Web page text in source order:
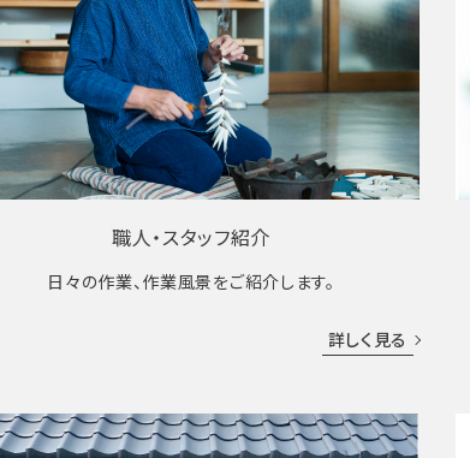
職人・スタッフ紹介
日々の作業、作業風景をご紹介します。
詳しく見る